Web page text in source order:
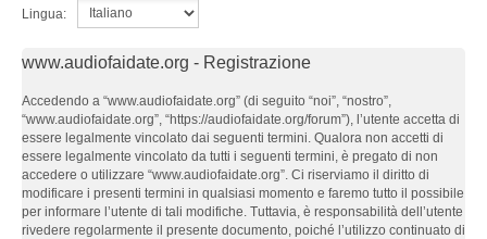
Lingua:
www.audiofaidate.org - Registrazione
Accedendo a “www.audiofaidate.org” (di seguito “noi”, “nostro”,
“www.audiofaidate.org”, “https://audiofaidate.org/forum”), l’utente accetta di
essere legalmente vincolato dai seguenti termini. Qualora non accetti di
essere legalmente vincolato da tutti i seguenti termini, è pregato di non
accedere o utilizzare “www.audiofaidate.org”. Ci riserviamo il diritto di
modificare i presenti termini in qualsiasi momento e faremo tutto il possibile
per informare l’utente di tali modifiche. Tuttavia, è responsabilità dell’utente
rivedere regolarmente il presente documento, poiché l’utilizzo continuato di